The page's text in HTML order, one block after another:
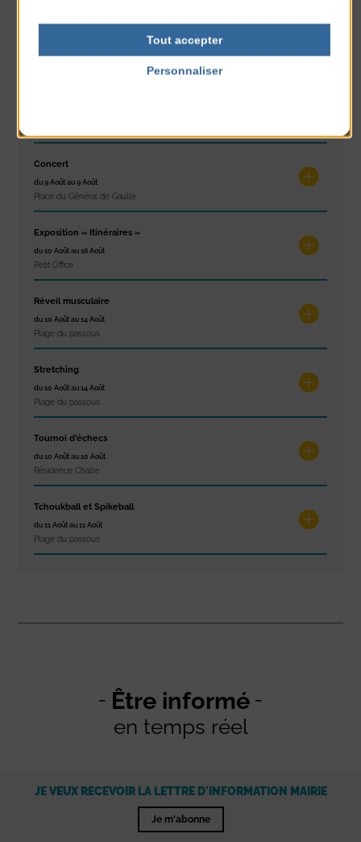
Concours de châteaux de sable
Plage du passous
Concert
du 9 Août au 9 Août
Place du Général de Gaulle
Exposition « Itinéraires »
du 10 Août au 16 Août
Petit Office
Réveil musculaire
du 10 Août au 14 Août
Plage du passous
Stretching
du 10 Août au 14 Août
Plage du passous
Tournoi d’échecs
du 10 Août au 10 Août
Résidence Challe
Tchoukball et Spikeball
du 11 Août au 11 Août
Plage du passous
Être informé
en temps réel
JE VEUX RECEVOIR LA LETTRE D'INFORMATION MAIRIE
Je m'abonne
Tout accepter
Personnaliser